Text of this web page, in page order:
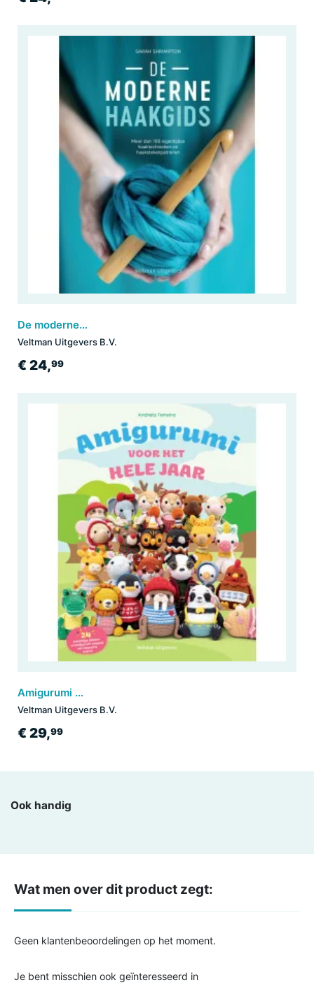
De moderne haakgids
Veltman Uitgevers B.V.
€ 24,99
Amigurumi voor het hele jaar
Veltman Uitgevers B.V.
€ 29,99
Ook handig
Wat men over dit product zegt:
Geen klantenbeoordelingen op het moment.
Je bent misschien ook geïnteresseerd in